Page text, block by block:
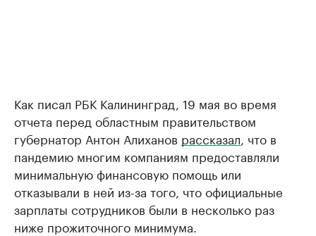
Как писал РБК Калининград, 19 мая во время
отчета перед областным правительством
губернатор Антон Алиханов рассказал , что в
пандемию многим компаниям предоставляли
минимальную финансовую помощь или
отказывали в ней из-за того, что официальные
зарплаты сотрудников были в несколько раз
ниже прожиточного минимума.